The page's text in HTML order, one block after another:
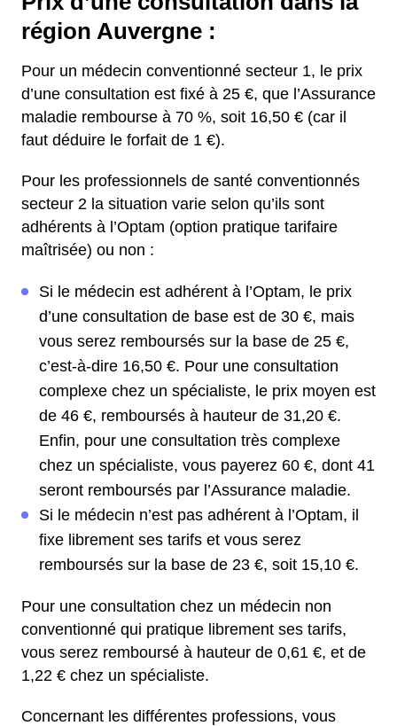
région Auvergne :
Pour un médecin conventionné secteur 1, le prix
d’une consultation est fixé à 25 €, que l’Assurance
maladie rembourse à 70 %, soit 16,50 € (car il
faut déduire le forfait de 1 €).
Pour les professionnels de santé conventionnés
secteur 2 la situation varie selon qu’ils sont
adhérents à l’Optam (option pratique tarifaire
maîtrisée) ou non :
Si le médecin est adhérent à l’Optam, le prix
d’une consultation de base est de 30 €, mais
vous serez remboursés sur la base de 25 €,
c’est-à-dire 16,50 €. Pour une consultation
complexe chez un spécialiste, le prix moyen est
de 46 €, remboursés à hauteur de 31,20 €.
Enfin, pour une consultation très complexe
chez un spécialiste, vous payerez 60 €, dont 41
seront remboursés par l’Assurance maladie.
Si le médecin n’est pas adhérent à l’Optam, il
fixe librement ses tarifs et vous serez
remboursés sur la base de 23 €, soit 15,10 €.
Pour une consultation chez un médecin non
conventionné qui pratique librement ses tarifs,
vous serez remboursé à hauteur de 0,61 €, et de
1,22 € chez un spécialiste.
Concernant les différentes professions, vous